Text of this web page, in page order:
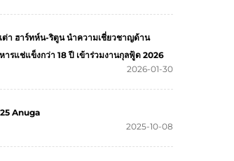
ต่า ฮาร์ทห์น-ริตูน นำความเชี่ยวชาญด้าน
ารแช่แข็งกว่า 18 ปี เข้าร่วมงานกุลฟู้ด 2026
2026-01-30
Anuga
2025-10-08